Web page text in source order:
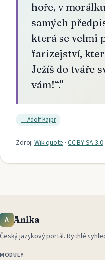
hoře, v
samých
která se velmi
farizejství,
Ježíš do tváře
vám!“."
—Adolf Kajpr
Zdroj: Wikiquote · CC BY-SA 3.0
A Anika
Český jazykový portál. Rychlé
MODULY